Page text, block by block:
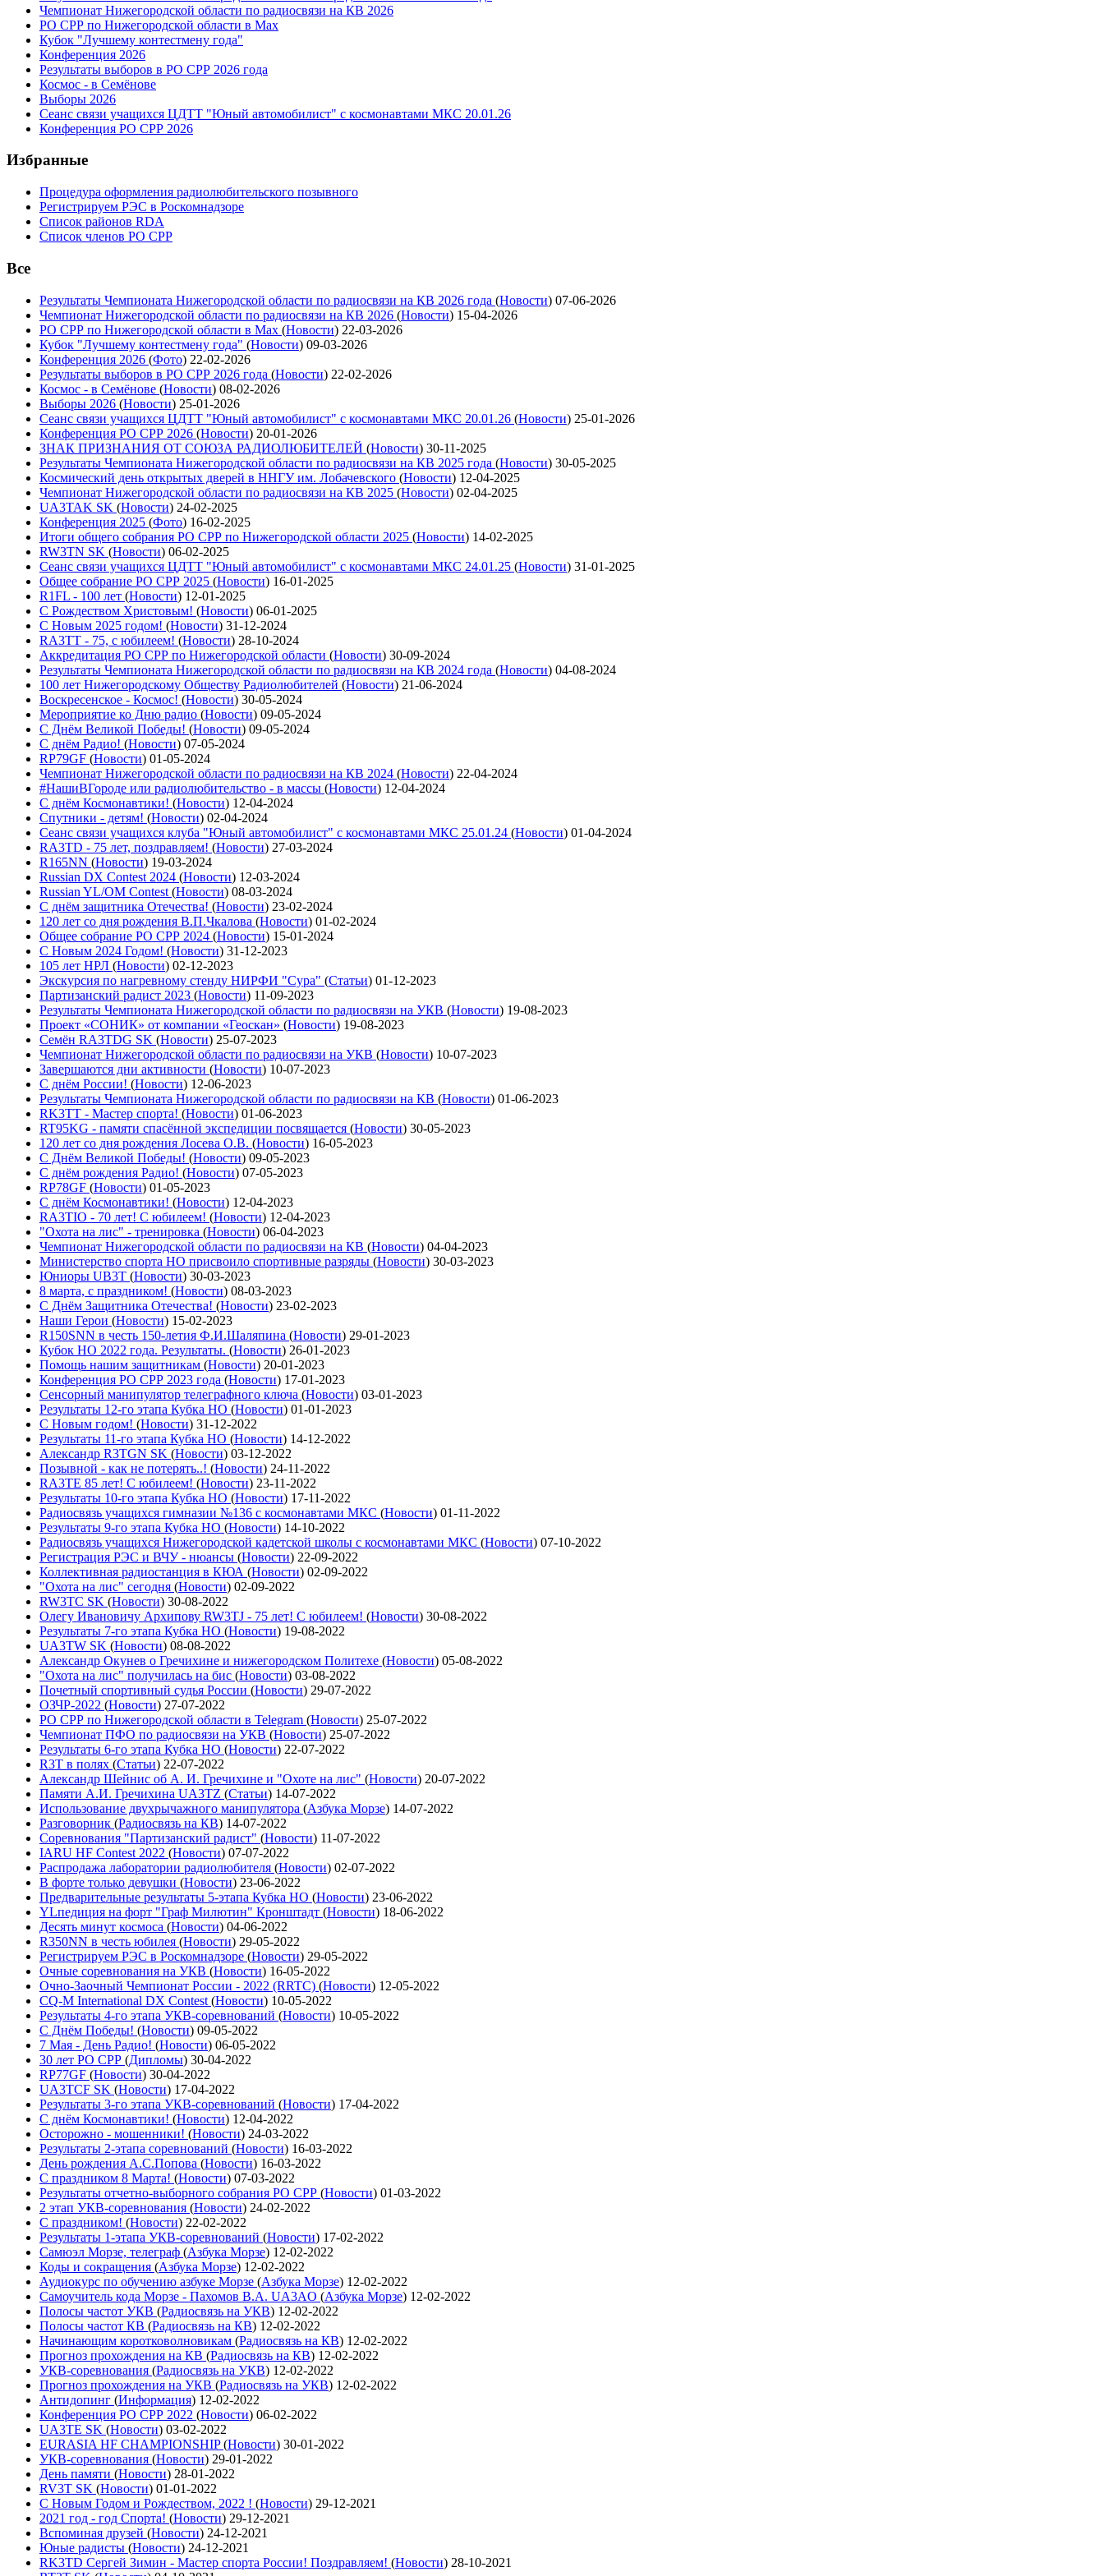
Чемпионат Нижегородской области по радиосвязи на КВ 2026
РО СРР по Нижегородской области в Max
Кубок "Лучшему контестмену года"
Конференция 2026
Результаты выборов в РО СРР 2026 года
Космос - в Семёнове
Выборы 2026
Сеанс связи учащихся ЦДТТ "Юный автомобилист" с космонавтами МКС 20.01.26
Конференция РО СРР 2026
Избранные
Процедура оформления радиолюбительского позывного
Регистрируем РЭС в Роскомнадзоре
Список районов RDA
Список членов РО СРР
Все
Результаты Чемпионата Нижегородской области по радиосвязи на КВ 2026 года (Новости) 07-06-2026
Чемпионат Нижегородской области по радиосвязи на КВ 2026 (Новости) 15-04-2026
РО СРР по Нижегородской области в Max (Новости) 22-03-2026
Кубок "Лучшему контестмену года" (Новости) 09-03-2026
Конференция 2026 (Фото) 22-02-2026
Результаты выборов в РО СРР 2026 года (Новости) 22-02-2026
Космос - в Семёнове (Новости) 08-02-2026
Выборы 2026 (Новости) 25-01-2026
Сеанс связи учащихся ЦДТТ "Юный автомобилист" с космонавтами МКС 20.01.26 (Новости) 25-01-2026
Конференция РО СРР 2026 (Новости) 20-01-2026
ЗНАК ПРИЗНАНИЯ ОТ СОЮЗА РАДИОЛЮБИТЕЛЕЙ (Новости) 30-11-2025
Результаты Чемпионата Нижегородской области по радиосвязи на КВ 2025 года (Новости) 30-05-2025
Космический день открытых дверей в ННГУ им. Лобачевского (Новости) 12-04-2025
Чемпионат Нижегородской области по радиосвязи на КВ 2025 (Новости) 02-04-2025
UA3TAK SK (Новости) 24-02-2025
Конференция 2025 (Фото) 16-02-2025
Итоги общего собрания РО СРР по Нижегородской области 2025 (Новости) 14-02-2025
RW3TN SK (Новости) 06-02-2025
Сеанс связи учащихся ЦДТТ "Юный автомобилист" с космонавтами МКС 24.01.25 (Новости) 31-01-2025
Общее собрание РО СРР 2025 (Новости) 16-01-2025
R1FL - 100 лет (Новости) 12-01-2025
С Рождеством Христовым! (Новости) 06-01-2025
С Новым 2025 годом! (Новости) 31-12-2024
RA3TT - 75, с юбилеем! (Новости) 28-10-2024
Аккредитация РО СРР по Нижегородской области (Новости) 30-09-2024
Результаты Чемпионата Нижегородской области по радиосвязи на КВ 2024 года (Новости) 04-08-2024
100 лет Нижегородскому Обществу Радиолюбителей (Новости) 21-06-2024
Воскресенское - Космос! (Новости) 30-05-2024
Мероприятие ко Дню радио (Новости) 09-05-2024
С Днём Великой Победы! (Новости) 09-05-2024
С днём Радио! (Новости) 07-05-2024
RP79GF (Новости) 01-05-2024
Чемпионат Нижегородской области по радиосвязи на КВ 2024 (Новости) 22-04-2024
#НашиВГороде или радиолюбительство - в массы (Новости) 12-04-2024
С днём Космонавтики! (Новости) 12-04-2024
Спутники - детям! (Новости) 02-04-2024
Сеанс связи учащихся клуба "Юный автомобилист" с космонавтами МКС 25.01.24 (Новости) 01-04-2024
RA3TD - 75 лет, поздравляем! (Новости) 27-03-2024
R165NN (Новости) 19-03-2024
Russian DX Contest 2024 (Новости) 12-03-2024
Russian YL/OM Contest (Новости) 08-03-2024
С днём защитника Отечества! (Новости) 23-02-2024
120 лет со дня рождения В.П.Чкалова (Новости) 01-02-2024
Общее собрание РО СРР 2024 (Новости) 15-01-2024
С Новым 2024 Годом! (Новости) 31-12-2023
105 лет НРЛ (Новости) 02-12-2023
Экскурсия по нагревному стенду НИРФИ "Сура" (Статьи) 01-12-2023
Партизанский радист 2023 (Новости) 11-09-2023
Результаты Чемпионата Нижегородской области по радиосвязи на УКВ (Новости) 19-08-2023
Проект «СОНИК» от компании «Геоскан» (Новости) 19-08-2023
Семён RA3TDG SK (Новости) 25-07-2023
Чемпионат Нижегородской области по радиосвязи на УКВ (Новости) 10-07-2023
Завершаются дни активности (Новости) 10-07-2023
С днём России! (Новости) 12-06-2023
Результаты Чемпионата Нижегородской области по радиосвязи на КВ (Новости) 01-06-2023
RK3TT - Мастер спорта! (Новости) 01-06-2023
RT95KG - памяти спасённой экспедиции посвящается (Новости) 30-05-2023
120 лет со дня рождения Лосева О.В. (Новости) 16-05-2023
С Днём Великой Победы! (Новости) 09-05-2023
С днём рождения Радио! (Новости) 07-05-2023
RP78GF (Новости) 01-05-2023
С днём Космонавтики! (Новости) 12-04-2023
RA3TIO - 70 лет! С юбилеем! (Новости) 12-04-2023
"Охота на лис" - тренировка (Новости) 06-04-2023
Чемпионат Нижегородской области по радиосвязи на КВ (Новости) 04-04-2023
Министерство спорта НО присвоило спортивные разряды (Новости) 30-03-2023
Юниоры UB3T (Новости) 30-03-2023
8 марта, с праздником! (Новости) 08-03-2023
С Днём Защитника Отечества! (Новости) 23-02-2023
Наши Герои (Новости) 15-02-2023
R150SNN в честь 150-летия Ф.И.Шаляпина (Новости) 29-01-2023
Кубок НО 2022 года. Результаты. (Новости) 26-01-2023
Помощь нашим защитникам (Новости) 20-01-2023
Конференция РО СРР 2023 года (Новости) 17-01-2023
Сенсорный манипулятор телеграфного ключа (Новости) 03-01-2023
Результаты 12-го этапа Кубка НО (Новости) 01-01-2023
С Новым годом! (Новости) 31-12-2022
Результаты 11-го этапа Кубка НО (Новости) 14-12-2022
Александр R3TGN SK (Новости) 03-12-2022
Позывной - как не потерять..! (Новости) 24-11-2022
RA3TE 85 лет! С юбилеем! (Новости) 23-11-2022
Результаты 10-го этапа Кубка НО (Новости) 17-11-2022
Радиосвязь учащихся гимназии №136 с космонавтами МКС (Новости) 01-11-2022
Результаты 9-го этапа Кубка НО (Новости) 14-10-2022
Радиосвязь учащихся Нижегородской кадетской школы с космонавтами МКС (Новости) 07-10-2022
Регистрация РЭС и ВЧУ - нюансы (Новости) 22-09-2022
Коллективная радиостанция в КЮА (Новости) 02-09-2022
"Охота на лис" сегодня (Новости) 02-09-2022
RW3TC SK (Новости) 30-08-2022
Олегу Ивановичу Архипову RW3TJ - 75 лет! С юбилеем! (Новости) 30-08-2022
Результаты 7-го этапа Кубка НО (Новости) 19-08-2022
UA3TW SK (Новости) 08-08-2022
Александр Окунев о Гречихине и нижегородском Политехе (Новости) 05-08-2022
"Охота на лис" получилась на бис (Новости) 03-08-2022
Почетный спортивный судья России (Новости) 29-07-2022
ОЗЧР-2022 (Новости) 27-07-2022
РО СРР по Нижегородской области в Telegram (Новости) 25-07-2022
Чемпионат ПФО по радиосвязи на УКВ (Новости) 25-07-2022
Результаты 6-го этапа Кубка НО (Новости) 22-07-2022
R3T в полях (Статьи) 22-07-2022
Александр Шейнис об А. И. Гречихине и "Охоте на лис" (Новости) 20-07-2022
Памяти А.И. Гречихина UA3TZ (Статьи) 14-07-2022
Использование двухрычажного манипулятора (Азбука Морзе) 14-07-2022
Разговорник (Радиосвязь на КВ) 14-07-2022
Соревнования "Партизанский радист" (Новости) 11-07-2022
IARU HF Contest 2022 (Новости) 07-07-2022
Распродажа лаборатории радиолюбителя (Новости) 02-07-2022
В форте только девушки (Новости) 23-06-2022
Предварительные результаты 5-этапа Кубка НО (Новости) 23-06-2022
YLпедиция на форт "Граф Милютин" Кронштадт (Новости) 18-06-2022
Десять минут космоса (Новости) 04-06-2022
R350NN в честь юбилея (Новости) 29-05-2022
Регистрируем РЭС в Роскомнадзоре (Новости) 29-05-2022
Очные соревнования на УКВ (Новости) 16-05-2022
Очно-Заочный Чемпионат России - 2022 (RRTC) (Новости) 12-05-2022
CQ-M International DX Contest (Новости) 10-05-2022
Результаты 4-го этапа УКВ-соревнований (Новости) 10-05-2022
С Днём Победы! (Новости) 09-05-2022
7 Мая - День Радио! (Новости) 06-05-2022
30 лет РО СРР (Дипломы) 30-04-2022
RP77GF (Новости) 30-04-2022
UA3TCF SK (Новости) 17-04-2022
Результаты 3-го этапа УКВ-соревнований (Новости) 17-04-2022
С днём Космонавтики! (Новости) 12-04-2022
Осторожно - мошенники! (Новости) 24-03-2022
Результаты 2-этапа соревнований (Новости) 16-03-2022
День рождения А.С.Попова (Новости) 16-03-2022
С праздником 8 Марта! (Новости) 07-03-2022
Результаты отчетно-выборного собрания РО СРР (Новости) 01-03-2022
2 этап УКВ-соревнования (Новости) 24-02-2022
С праздником! (Новости) 22-02-2022
Результаты 1-этапа УКВ-соревнований (Новости) 17-02-2022
Самюэл Морзе, телеграф (Азбука Морзе) 12-02-2022
Коды и сокращения (Азбука Морзе) 12-02-2022
Аудиокурс по обучению азбуке Морзе (Азбука Морзе) 12-02-2022
Самоучитель кода Морзе - Пахомов В.А. UA3AO (Азбука Морзе) 12-02-2022
Полосы частот УКВ (Радиосвязь на УКВ) 12-02-2022
Полосы частот КВ (Радиосвязь на КВ) 12-02-2022
Начинающим коротковолновикам (Радиосвязь на КВ) 12-02-2022
Прогноз прохождения на КВ (Радиосвязь на КВ) 12-02-2022
УКВ-соревнования (Радиосвязь на УКВ) 12-02-2022
Прогноз прохождения на УКВ (Радиосвязь на УКВ) 12-02-2022
Антидопинг (Информация) 12-02-2022
Конференция РО СРР 2022 (Новости) 06-02-2022
UA3TE SK (Новости) 03-02-2022
EURASIA HF CHAMPIONSHIP(Новости) 30-01-2022
УКВ-соревнования (Новости) 29-01-2022
День памяти (Новости) 28-01-2022
RV3T SK (Новости) 01-01-2022
С Новым Годом и Рождеством, 2022 ! (Новости) 29-12-2021
2021 год - год Cпорта! (Новости) 29-12-2021
Вспоминая друзей (Новости) 24-12-2021
Юные радисты (Новости) 24-12-2021
RK3TD Сергей Зимин - Мастер спорта России! Поздравляем! (Новости) 28-10-2021